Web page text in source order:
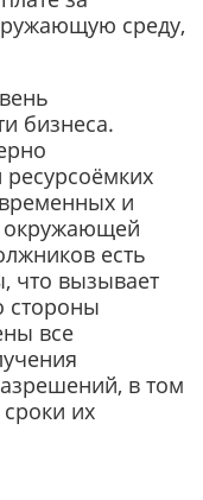
среду,
бизнеса.
ресурсоёмких
и
окружающей
есть
что вызывает
стороны
все
в том
их